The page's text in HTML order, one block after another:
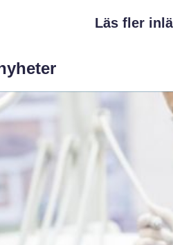
Läs fler